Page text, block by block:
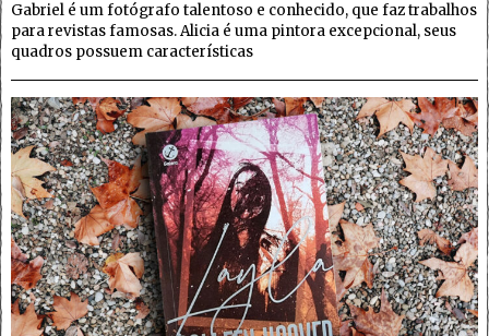
Gabriel é um fotógrafo talentoso e conhecido, que faz trabalhos
para revistas famosas. Alicia é uma pintora excepcional, seus
quadros possuem características